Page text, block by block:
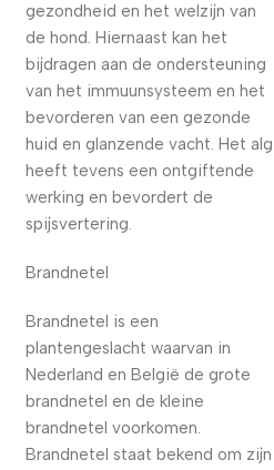
gezondheid en het welzijn van
de hond. Hiernaast kan het
bijdragen aan de ondersteuning
van het immuunsysteem en het
bevorderen van een gezonde
huid en glanzende vacht. Het alg
heeft tevens een ontgiftende
werking en bevordert de
spijsvertering.
Brandnetel
Brandnetel is een
plantengeslacht waarvan in
Nederland en België de grote
brandnetel en de kleine
brandnetel voorkomen.
Brandnetel staat bekend om zijn